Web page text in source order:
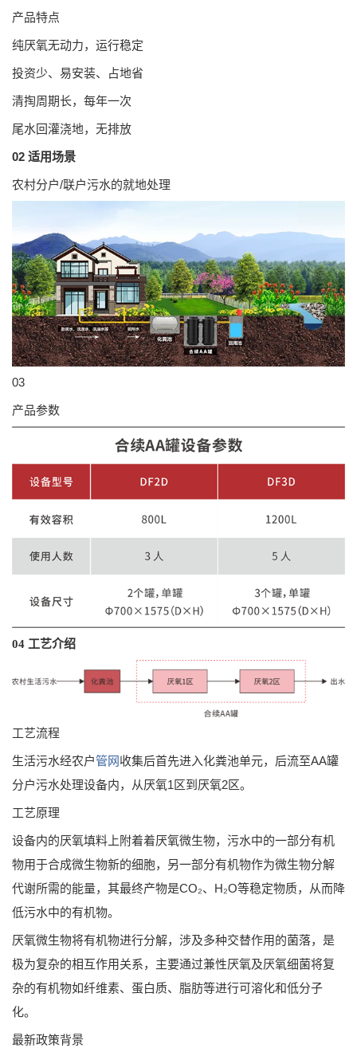
产品特点
纯厌氧无动力，运行稳定
投资少、易安装、占地省
清掏周期长，每年一次
尾水回灌浇地，无排放
02 适用场景
农村分户/联户污水的就地处理
03
产品参数
04 工艺介绍
工艺流程
生活污水经农户管网收集后首先进入化粪池单元，后流至AA罐
分户污水处理设备内，从厌氧1区到厌氧2区。
工艺原理
设备内的厌氧填料上附着着厌氧微生物，污水中的一部分有机
物用于合成微生物新的细胞，另一部分有机物作为微生物分解
代谢所需的能量，其最终产物是CO₂、H₂O等稳定物质，从而降
低污水中的有机物。
厌氧微生物将有机物进行分解，涉及多种交替作用的菌落，是
极为复杂的相互作用关系，主要通过兼性厌氧及厌氧细菌将复
杂的有机物如纤维素、蛋白质、脂肪等进行可溶化和低分子
化。
最新政策背景